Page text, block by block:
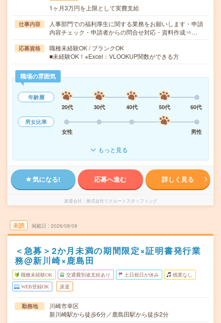
1ヶ月3万円を上限として実費支給
仕事内容
人事部門での福利厚生に関する業務をお願いします・申請
内容チェック・申請者からの問合せ対応・資料作成⇒…
応募資格
職種未経験OK / ブランクOK
■未経験OK！※Excel：VLOOKUP関数ができる方
職場の雰囲気
年齢層
20代
30代 40代 50代
60代
男女比率
女性
男性
もっと見る
気になる! 応募へ進む 詳しく見る
派遣会社 株式会社リクルートスタッフィング
未読 掲載日 2026/08/08
＜急募＞2か月未満の期間限定×証明書発行業
務@新川崎×鹿島田
職種未経験OK 交通費別途支給あり 土日祝日が休み 残業なし
WEB登録OK 派遣
勤務地
川崎市幸区
新川崎駅から徒歩6分／鹿島田駅から徒歩2分